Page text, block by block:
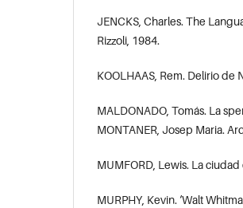
JENCKS, Charles. The
Rizzoli, 1984.
KOOLHAAS, Rem. Delirio de
MALDONADO, Tomás. La
MONTANER, Josep Maria.
MUMFORD, Lewis. La
MURPHY, Kevin. ‘Walt